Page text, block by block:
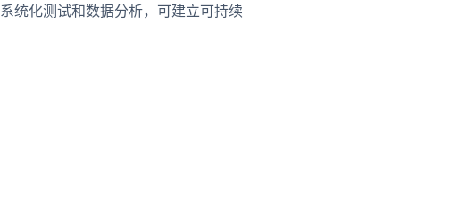
统化测试和数据分析，可建立可持续